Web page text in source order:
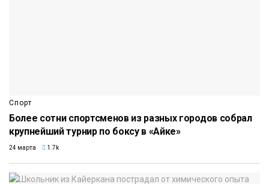
Спорт
Более сотни спортсменов из разных городов собрал
крупнейший турнир по боксу в «Айке»
24 марта 1.7k